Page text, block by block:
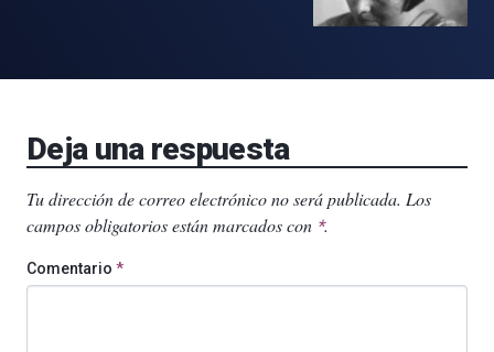
Deja una respuesta
Tu dirección de correo electrónico no será publicada. Los
campos obligatorios están marcados con *.
Comentario *